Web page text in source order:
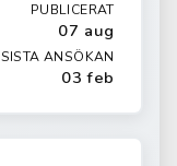
PUBLICERAT
07 aug
SISTA ANSÖKAN
03 feb